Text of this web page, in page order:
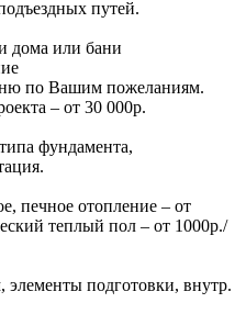
путей.
дома или бани
по Вашим пожеланиям.
– от 30 000р.
фундамента,
печное отопление – от
теплый пол – от 1000р./
подготовки, внутр.